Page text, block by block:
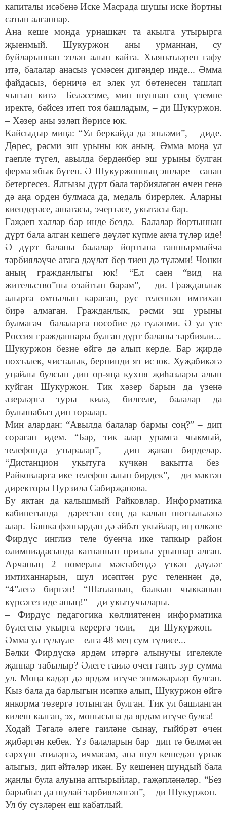
капиталы исәбенә Иске Масрада шушы иске йортны
сатып алганнар.
Ана кеше монда урнашкач та акылга утырырга
җыенмый. Шукуржон аны урманнан, су
буйларыннан эзләп алып кайта. Хыянәтләрен гафу
итә, балалар анасыз үсмәсен дигәндер инде... Әмма
файдасыз, берничә ел элек ул бөтенесен ташлап
чыгып китә– Беләсезме, мин шуннан соң үземне
иректә, бәйсез итеп тоя башладым, – ди Шукуржон.
– Хәзер аны эзләп йөрисе юк.
Кайсыдыр миңа: “Ул беркайда да эшләми”, – диде.
Дөрес, рәсми эш урыны юк аның. Әмма моңа ул
гаепле түгел, авылда бердәнбер эш урыны булган
ферма ябык бүген. Ә Шукуржонның эшләре – санап
бетергесез. Ялгызы дүрт бала тәрбияләгән өчен генә
дә аңа орден булмаса да, медаль бирерлек. Аларны
киендерәсе, ашатасы, эчертәсе, укытасы бар.
Гаҗәеп хәлләр бар инде бездә. Балалар йортыннан
дүрт бала алган кешегә дәүләт күпме акча түләр иде!
Ә дүрт баланы балалар йортына тапшырмыйча
тәрбияләүче атага дәүләт бер тиен дә түләми! Чөнки
аның гражданлыгы юк! “Ел саен “вид на
жительство”ны озайтып барам”, – ди. Гражданлык
алырга омтылып караган, рус теленнән имтихан
бирә алмаган. Гражданлык, рәсми эш урыны
булмагач балаларга пособие дә түләнми. Ә ул үзе
Россия гражданнары булган дүрт баланы тәрбияли...
Шукуржон безне өйгә дә алып керде. Бар җирдә
пөхтәлек, чисталык, бернинди ят ис юк. Хуҗабикәгә
уңайлы булсын дип өр-яңа кухня җиһазлары алып
куйган Шукуржон. Тик хәзер барын да үзенә
әзерләргә туры килә, билгеле, балалар да
булышабыз дип торалар.
Мин алардан: “Авылда балалар бармы соң?” – дип
сораган идем. “Бар, тик алар урамга чыкмый,
телефонда утыралар”, – дип җавап бирделәр.
“Дистанцион укытуга күчкән вакытта без
Райковларга ике телефон алып бирдек”, – ди мәктәп
директоры Нурзилә Сабирҗанова.
Бу яктан да калышмый Райковлар. Информатика
кабинетында дәрестән соң да калып шөгыльләнә
алар. Башка фәннәрдән дә әйбәт укыйлар, иң өлкәне
Фирдүс инглиз теле буенча ике тапкыр район
олимпиадасында катнашып призлы урыннар алган.
Арчаның 2 номерлы мәктәбендә үткән дәүләт
имтиханнарын, шул исәптән рус теленнән дә,
“4”легә биргән! “Шатланып, балкып чыкканын
күрсәгез иде аның!” – ди укытучылары.
– Фирдүс педагогика көллиятенең информатика
бүлегенә укырга керергә тели, – ди Шукуржон. –
Әмма ул түләүле – елга 48 мең сум түлисе...
Бәлки Фирдүскә ярдәм итәргә алынучы игелекле
җаннар табылыр? Әлеге гаилә өчен гаять зур сумма
ул. Моңа кадәр дә ярдәм итүче эшмәкәрләр булган.
Кыз бала да барлыгын исәпкә алып, Шукуржон өйгә
янкорма төзергә тотынган булган. Тик ул башланган
килеш калган, эх, монысына да ярдәм итүче булса!
Ходай Тәгалә әлеге гаиләне сынау, гыйбрәт өчен
җибәргән кебек. Үз балаларын бар дип тә белмәгән
сәрхүш әтиләргә, ичмасам, әнә шул кешедән үрнәк
алыгыз, дип әйтәләр икән. Бу кешенең шундый бала
җанлы була алуына аптырыйлар, гаҗәпләнәләр. “Без
барыбыз да шулай тәрбияләнгән”, – ди Шукуржон.
Ул бу сүзләрен еш кабатлый.